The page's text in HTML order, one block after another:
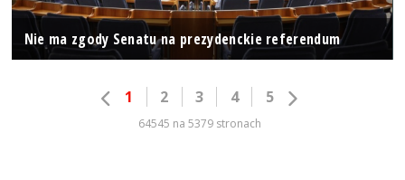
Nie ma zgody Senatu na prezydenckie referendum
1 2 3 4 5
64545 na 5379 stronach